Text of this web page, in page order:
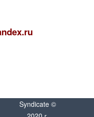
Syndicate ©